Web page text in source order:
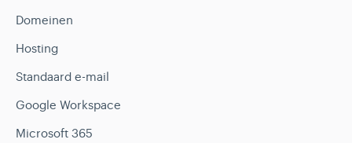
Domeinen
Hosting
Standaard e-mail
Google Workspace
Microsoft 365